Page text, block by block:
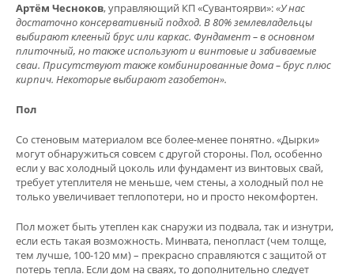
Артём Чесноков, управляющий КП «Сувантоярви»:«У нас
достаточно консервативный подход. В 80% землевладельцы
выбирают клееный брус или каркас. Фундамент – в основном
плиточный, но также используют и винтовые и забиваемые
сваи. Присутствуют также комбинированные дома – брус плюс
кирпич. Некоторые выбирают газобетон».
Пол
Со стеновым материалом все более-менее понятно. «Дырки»
могут обнаружиться совсем с другой стороны. Пол, особенно
если у вас холодный цоколь или фундамент из винтовых свай,
требует утеплителя не меньше, чем стены, а холодный пол не
только увеличивает теплопотери, но и просто некомфортен.
Пол может быть утеплен как снаружи из подвала, так и изнутри,
если есть такая возможность. Минвата, пенопласт (чем толще,
тем лучше, 100-120 мм) – прекрасно справляются с защитой от
потерь тепла. Если дом на сваях, то дополнительно следует